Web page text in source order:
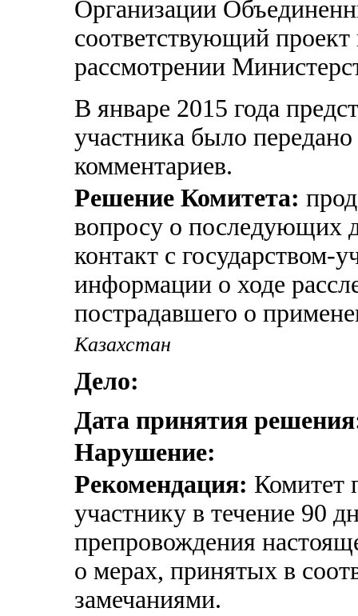
Организации
соответствующий проект
рассмотрении
В январе 2015 года
участника было
комментариев.
Решение Комитета:
вопросу о последующих
контакт с государством-
информации о ходе
пострадавшего о
Казахстан
Дело:
Дата принятия
Нарушение:
Рекомендация: Комитет
участнику в течение 90
препровождения
о мерах, принятых в
замечаниями.